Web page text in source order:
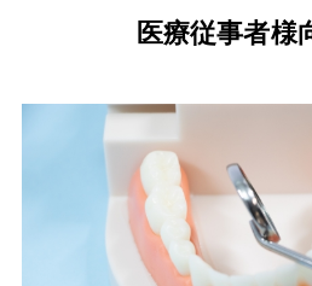
医療従事者様